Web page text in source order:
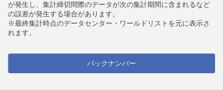
が発生し、集計締切間際のデータが次の集計期間に含まれるなど
の誤差が発生する場合があります。
※最終集計時点のデータセンター・ワールドリストを元に表示さ
れます。
バックナンバー